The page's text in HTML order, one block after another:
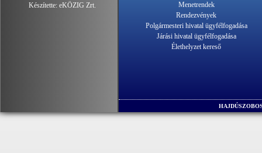
Készítette: eKÖZIG Zrt.
Menetrendek
Rendezvények
Polgármesteri hivatal ügyfélfogadása
Járási hivatal ügyfélfogadása
Élethelyzet kereső